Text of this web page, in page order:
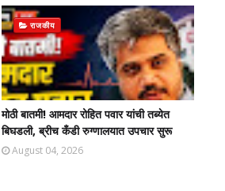
राजकीय
मोठी बातमी! आमदार रोहित पवार यांची तब्येत
बिघडली, ब्रीच कँडी रुग्णालयात उपचार सुरू
August 04, 2026